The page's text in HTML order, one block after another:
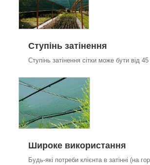
Ступінь затінення
Ступінь затінення сітки може бути від
Широке використання
Будь-які потреби клієнта в затінні (на